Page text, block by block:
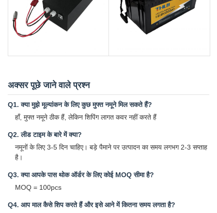
अक्सर पूछे जाने वाले प्रश्न
Q1. क्या मुझे मूल्यांकन के लिए कुछ मुफ्त नमूने मिल सकते हैं?
हाँ, मुफ्त नमूने ठीक हैं, लेकिन शिपिंग लागत कवर नहीं करते हैं
Q2. लीड टाइम के बारे में क्या?
नमूनों के लिए 3-5 दिन चाहिए। बड़े पैमाने पर उत्पादन का समय लगभग 2-3 सप्ताह
है।
Q3. क्या आपके पास थोक ऑर्डर के लिए कोई MOQ सीमा है?
MOQ = 100pcs
Q4. आप माल कैसे शिप करते हैं और इसे आने में कितना समय लगता है?